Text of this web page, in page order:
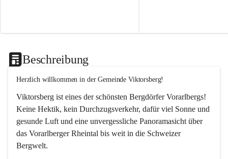
Beschreibung
Herzlich willkommen in der Gemeinde Viktorsberg!
Viktorsberg ist eines der schönsten Bergdörfer Vorarlbergs!
Keine Hektik, kein Durchzugsverkehr, dafür viel Sonne und
gesunde Luft und eine unvergessliche Panoramasicht über
das Vorarlberger Rheintal bis weit in die Schweizer
Bergwelt.